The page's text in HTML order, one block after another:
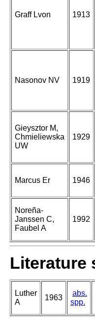
Graff Lvon 1913
Nasonov NV 1919
Gieysztor M,
Chmieliewska
UW
1929
Marcus Er 1946
Noreña-
Janssen C,
Faubel A
1992
Literature
Luther
A
1963
abs.
spp.